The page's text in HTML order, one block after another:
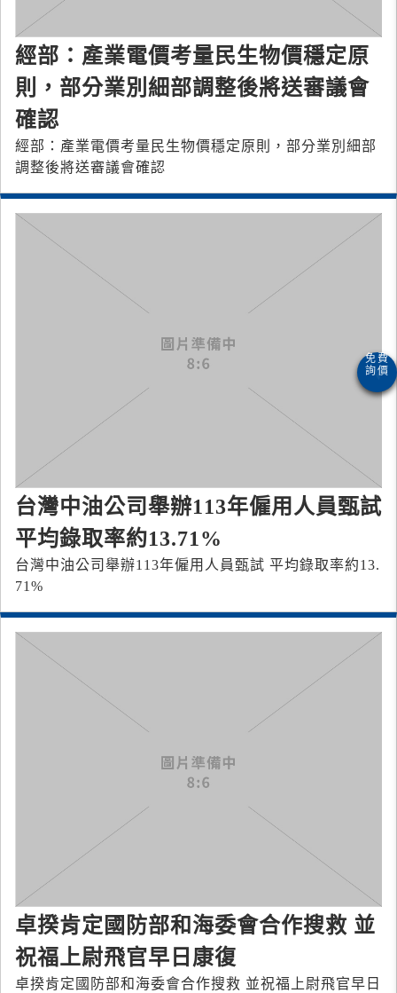
經部：產業電價考量民生物價穩定原
則，部分業別細部調整後將送審議會
確認
經部：產業電價考量民生物價穩定原則，部分業別細部
調整後將送審議會確認
台灣中油公司舉辦113年僱用人員甄試
平均錄取率約13.71%
台灣中油公司舉辦113年僱用人員甄試 平均錄取率約13.
71%
卓揆肯定國防部和海委會合作搜救 並
祝福上尉飛官早日康復
卓揆肯定國防部和海委會合作搜救 並祝福上尉飛官早日